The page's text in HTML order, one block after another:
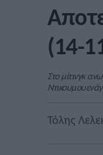
(14-
Στο μίτινγκ
Τόλης